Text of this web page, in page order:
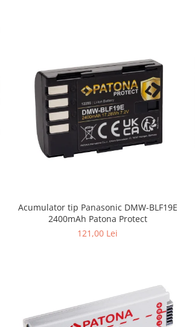
Acumulator tip Panasonic DMW-BLF19E
2400mAh Patona Protect
121,00 Lei